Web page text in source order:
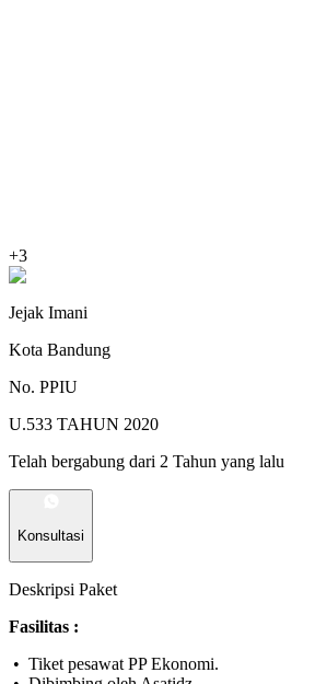
+3
Jejak Imani
Kota Bandung
No. PPIU
U.533 TAHUN 2020
Telah bergabung dari 2 Tahun yang lalu
Konsultasi
Deskripsi Paket
Fasilitas :
• Tiket pesawat PP Ekonomi.